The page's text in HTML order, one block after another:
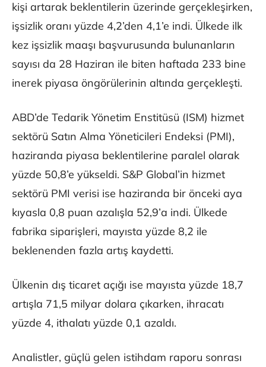
kişi artarak beklentilerin üzerinde gerçekleşirken,
işsizlik oranı yüzde 4,2’den 4,1’e indi. Ülkede ilk
kez işsizlik maaşı başvurusunda bulunanların
sayısı da 28 Haziran ile biten haftada 233 bine
inerek piyasa öngörülerinin altında gerçekleşti.
ABD’de Tedarik Yönetim Enstitüsü (ISM) hizmet
sektörü Satın Alma Yöneticileri Endeksi (PMI),
haziranda piyasa beklentilerine paralel olarak
yüzde 50,8’e yükseldi. S&P Global’in hizmet
sektörü PMI verisi ise haziranda bir önceki aya
kıyasla 0,8 puan azalışla 52,9’a indi. Ülkede
fabrika siparişleri, mayısta yüzde 8,2 ile
beklenenden fazla artış kaydetti.
Ülkenin dış ticaret açığı ise mayısta yüzde 18,7
artışla 71,5 milyar dolara çıkarken, ihracatı
yüzde 4, ithalatı yüzde 0,1 azaldı.
Analistler, güçlü gelen istihdam raporu sonrası